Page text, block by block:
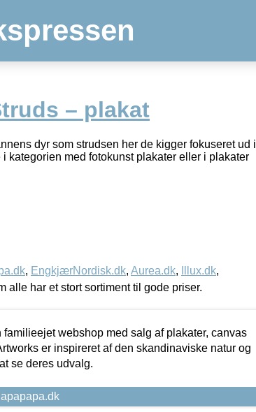
– plakat
dyr som strudsen her de kigger fokuseret ud i
kategorien med fotokunst plakater eller i plakater
, EngkjærNordisk.dk, Aurea.dk, Illux.dk,
alle har et stort sortiment til gode priser.
familieejet webshop med salg af plakater, canvas
er inspireret af den skandinaviske natur og
se deres udvalg.